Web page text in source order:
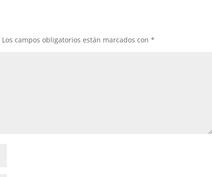
Los campos obligatorios están marcados con*